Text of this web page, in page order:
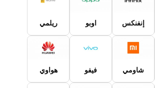
إنفنكس اوبو ريلمي
شاومي فيفو هواوي